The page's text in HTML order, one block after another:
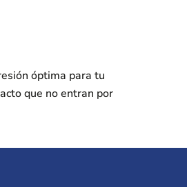
óptima para tu
que no entran por